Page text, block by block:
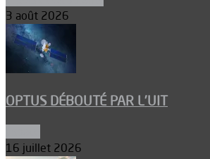
3 août 2026
OPTUS DÉBOUTÉ PAR L’UIT
16 juillet 2026